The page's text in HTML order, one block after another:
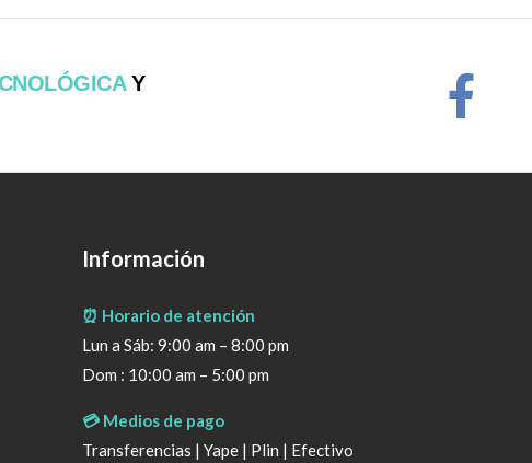
Y
Información
⏰ Horario de atención
Lun a Sáb: 9:00 am – 8:00 pm
Dom : 10:00 am – 5:00 pm
💳 Medios de pago
Transferencias | Yape | Plin | Efectivo